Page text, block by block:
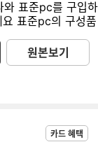
원본보기
카드 혜택